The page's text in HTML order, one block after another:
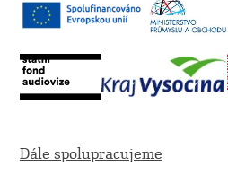
Dále spolupracujeme